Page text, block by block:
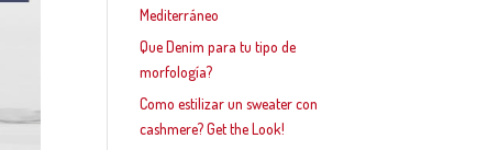
Mediterráneo
Que Denim para tu tipo de
morfología?
Como estilizar un sweater con
cashmere? Get the Look!